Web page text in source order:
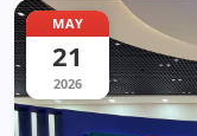
MAY
21
2026